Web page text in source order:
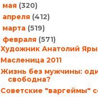
мая (320)
апреля (412)
марта (519)
февраля (571)
Художник Анатолий
Масленица 2011
Жизнь без мужчины:
свободна?
Советские "варгеймы"